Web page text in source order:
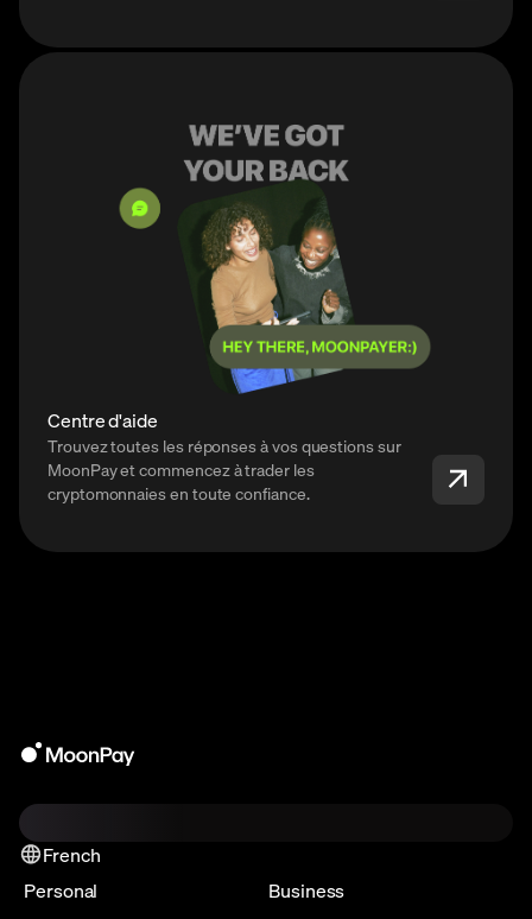
Centre d'aide
Trouvez toutes les réponses à vos questions sur
MoonPay et commencez à trader les
cryptomonnaies en toute confiance.
French
Personal
Business